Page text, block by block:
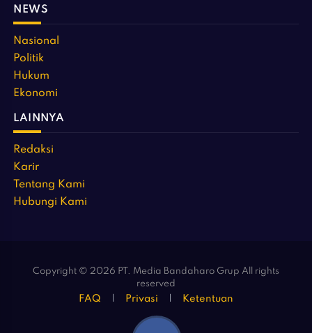
NEWS
Nasional
Politik
Hukum
Ekonomi
LAINNYA
Redaksi
Karir
Tentang Kami
Hubungi Kami
Copyright © 2026 PT. Media Bandaharo Grup All rights
reserved
FAQ Privasi Ketentuan